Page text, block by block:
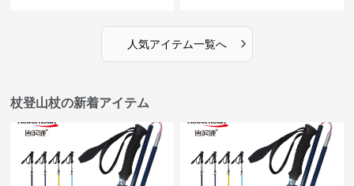
人気アイテム一覧へ ›
杖登山杖の新着アイテム